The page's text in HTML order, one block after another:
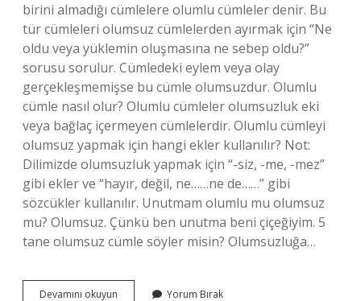
birini almadığı cümlelere olumlu cümleler denir. Bu
tür cümleleri olumsuz cümlelerden ayırmak için “Ne
oldu veya yüklemin oluşmasına ne sebep oldu?”
sorusu sorulur. Cümledeki eylem veya olay
gerçekleşmemişse bu cümle olumsuzdur. Olumlu
cümle nasıl olur? Olumlu cümleler olumsuzluk eki
veya bağlaç içermeyen cümlelerdir. Olumlu cümleyi
olumsuz yapmak için hangi ekler kullanılır? Not:
Dilimizde olumsuzluk yapmak için “-siz, -me, -mez”
gibi ekler ve “hayır, değil, ne……ne de……” gibi
sözcükler kullanılır. Unutmam olumlu mu olumsuz
mu? Olumsuz. Çünkü ben unutma beni çiçeğiyim. 5
tane olumsuz cümle söyler misin? Olumsuzluğa…
Devamını okuyun Yorum Bırak